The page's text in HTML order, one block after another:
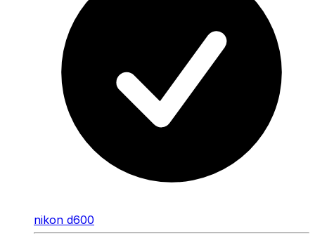
nikon d600